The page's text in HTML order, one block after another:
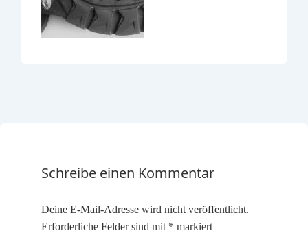
Schreibe einen Kommentar
Deine E-Mail-Adresse wird nicht veröffentlicht.
Erforderliche Felder sind mit * markiert